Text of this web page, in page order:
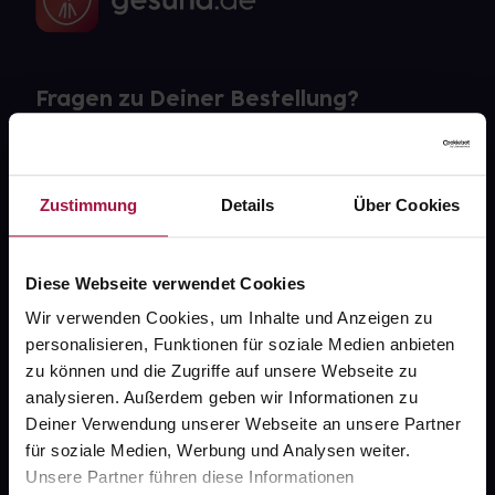
Zustimmung Details Über Cookies
Diese Webseite verwendet Cookies
Wir verwenden Cookies, um Inhalte und Anzeigen zu
personalisieren, Funktionen für soziale Medien anbieten
zu können und die Zugriffe auf unsere Webseite zu
analysieren. Außerdem geben wir Informationen zu
Deiner Verwendung unserer Webseite an unsere Partner
für soziale Medien, Werbung und Analysen weiter.
Unsere Partner führen diese Informationen
Fragen zu Deiner Bestellung?
FAQ
gesund.de
Über uns
Karriere